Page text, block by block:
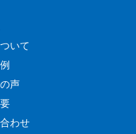
いて
声
わせ